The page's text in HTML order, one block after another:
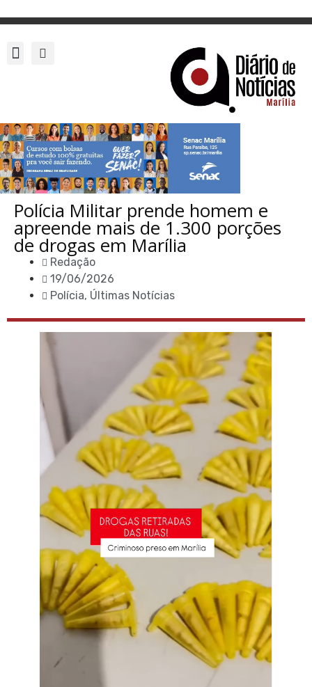
Polícia Militar prende homem e
apreende mais de 1.300 porções
de drogas em Marília
Redação
19/06/2026
Polícia, Últimas Notícias